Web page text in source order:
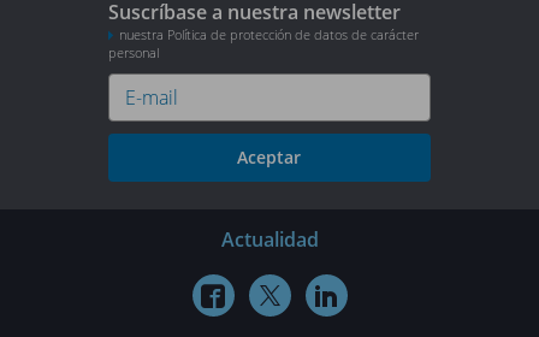
Suscríbase a nuestra newsletter
nuestra Política de protección de datos de carácter
personal
Aceptar
Actualidad
  